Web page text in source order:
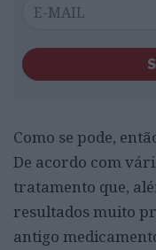
Como se pode,
De acordo com
tratamento que,
resultados muito
antigo